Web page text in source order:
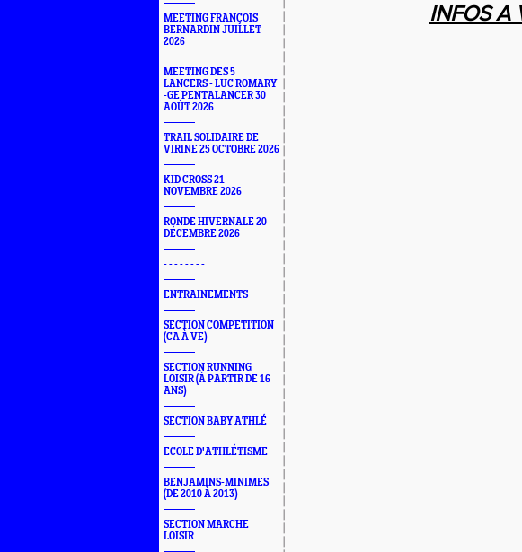
MEETING FRANÇOIS
BERNARDIN JUILLET
2026
MEETING DES 5
LANCERS - LUC ROMARY
-GE PENTALANCER 30
AOÛT 2026
TRAIL SOLIDAIRE DE
VIRINE 25 OCTOBRE 2026
KID CROSS 21
NOVEMBRE 2026
RONDE HIVERNALE 20
DÉCEMBRE 2026
- - - - - - - -
ENTRAINEMENTS
SECTION COMPETITION
(CA À VE)
SECTION RUNNING
LOISIR (À PARTIR DE 16
ANS)
SECTION BABY ATHLÉ
ECOLE D'ATHLÉTISME
BENJAMINS-MINIMES
(DE 2010 À 2013)
SECTION MARCHE
LOISIR
INFOS A